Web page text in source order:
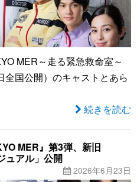
MER～走る緊急救命室～
国公開）のキャストとあら
続きを読む
MER』第3弾、新旧
ュアル」公開
2026年6月23日